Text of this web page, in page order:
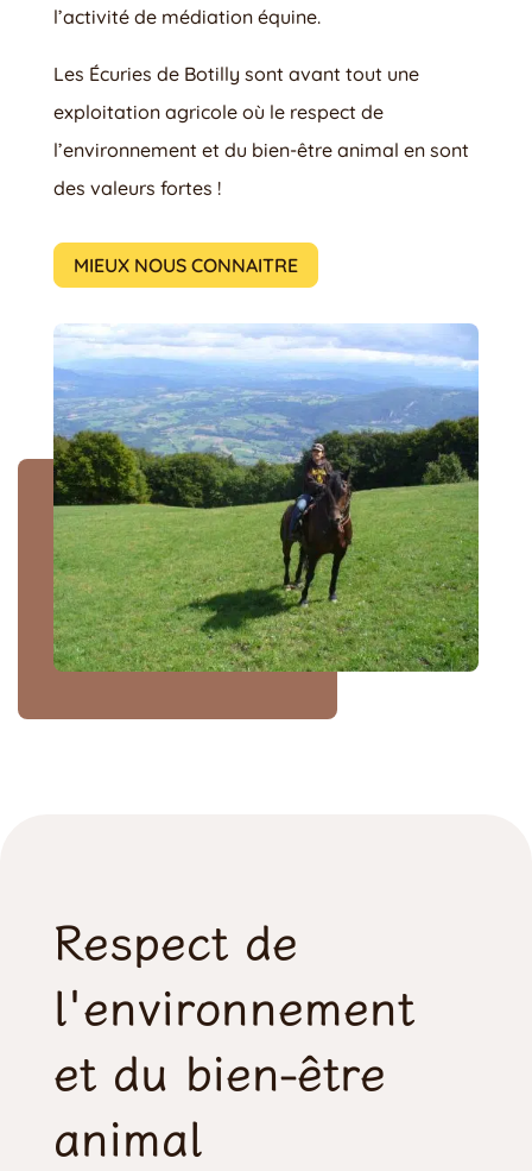
l’activité de médiation équine.
Les Écuries de Botilly sont avant tout une
exploitation agricole où le respect de
l’environnement et du bien-être animal en sont
des valeurs fortes !
MIEUX NOUS CONNAITRE
Respect de
l'environnement
et du bien-être
animal